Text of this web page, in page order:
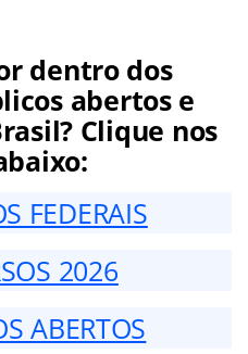
dentro dos
abertos e
Clique nos
FEDERAIS
2026
ABERTOS